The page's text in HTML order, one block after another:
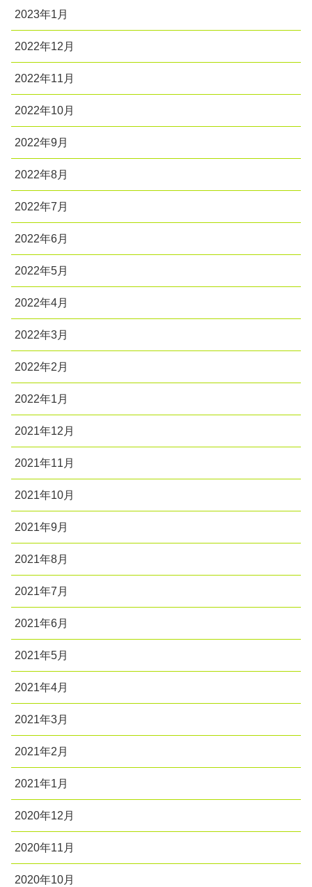
2023年1月
2022年12月
2022年11月
2022年10月
2022年9月
2022年8月
2022年7月
2022年6月
2022年5月
2022年4月
2022年3月
2022年2月
2022年1月
2021年12月
2021年11月
2021年10月
2021年9月
2021年8月
2021年7月
2021年6月
2021年5月
2021年4月
2021年3月
2021年2月
2021年1月
2020年12月
2020年11月
2020年10月